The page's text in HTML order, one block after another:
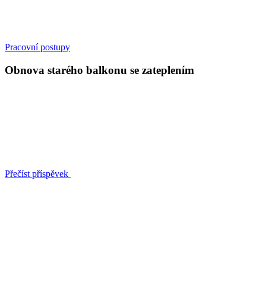
Pracovní postupy
Obnova starého balkonu se zateplením
Přečíst příspěvek